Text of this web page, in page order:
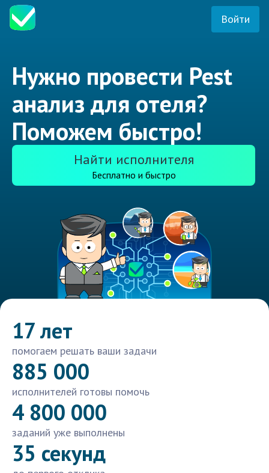
Войти
Нужно провести Pest
анализ для отеля?
Поможем быстро!
Найти исполнителя
Бесплатно и быстро
17 лет
помогаем решать ваши задачи
885 000
исполнителей готовы помочь
4 800 000
заданий уже выполнены
35 секунд